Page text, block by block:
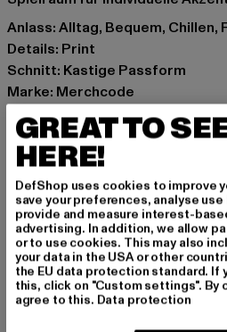
Anlass: Alltag, Bequem, Chillen,
Details: Print
Schnitt: Kastige Passform
Marke: Merchcode
Kat.: T-Shirts
Farbe: weiß
Hersteller Farbe: white
Materialzusammensetzung:
Art.Nr: MP0007702-00220
Hersteller: TB International
Dr.-Robert-Murjahn-Straße 7 |
DE
GREAT TO
HERE!
DefShop uses cookies to improve
save your preferences, analyse
provide and measure interest-
advertising. In addition, we allow
or to use cookies. This may also
your data in the USA or other
the EU data protection standard. If
this, click on "Custom settings". By
agree to this. Data protection